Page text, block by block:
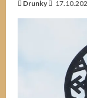
Drunky